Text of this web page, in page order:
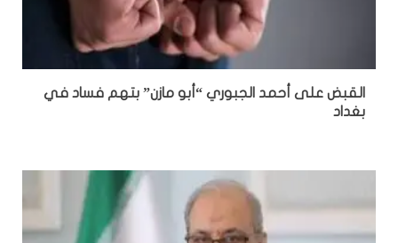
القبض على أحمد الجبوري “أبو مازن” بتهم فساد في
بغداد